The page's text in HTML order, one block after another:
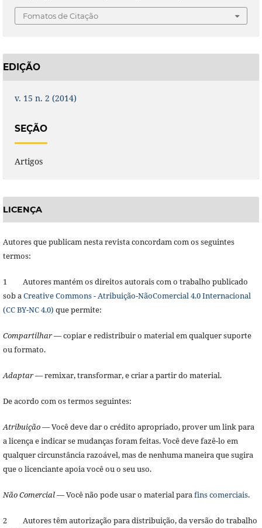
Fomatos de Citação
EDIÇÃO
v. 15 n. 2 (2014)
SEÇÃO
Artigos
LICENÇA
Autores que publicam nesta revista concordam com os seguintes
termos:
1 Autores mantém os direitos autorais com o trabalho publicado
sob a Creative Commons - Atribuição-NãoComercial 4.0 Internacional
(CC BY-NC 4.0) que permite:
Compartilhar— copiar e redistribuir o material em qualquer suporte
ou formato.
Adaptar— remixar, transformar, e criar a partir do material.
De acordo com os termos seguintes:
Atribuição— Você deve dar o crédito apropriado, prover um link para
a licença e indicar se mudanças foram feitas. Você deve fazê-lo em
qualquer circunstância razoável, mas de nenhuma maneira que sugira
que o licenciante apoia você ou o seu uso.
Não Comercial— Você não pode usar o material para fins comerciais.
2 Autores têm autorização para distribuição, da versão do trabalho